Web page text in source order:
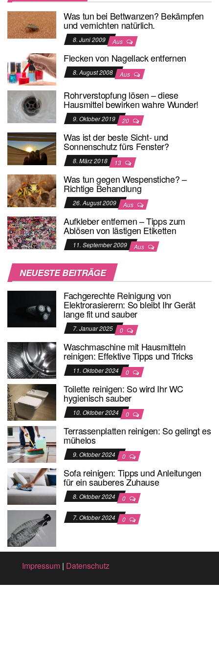
Was tun bei Bettwanzen? Bekämpfen
und vernichten natürlich.
8. Juni 2009 Aus
Flecken von Nagellack entfernen
8. August 2008 Aus
Rohrverstopfung lösen – diese
Hausmittel bewirken wahre Wunder!
9. Oktober 2019 20
Was ist der beste Sicht- und
Sonnenschutz fürs Fenster?
8. März 2018 13
Was tun gegen Wespenstiche? –
Richtige Behandlung
26. August 2009 Aus
Aufkleber entfernen – Tipps zum
Ablösen von lästigen Etiketten
11. September 2009 Aus
NEUESTE BEITRÄGE
Fachgerechte Reinigung von
Elektrorasierern: So bleibt Ihr Gerät
lange fit und sauber
7. Januar 2025 0
Waschmaschine mit Hausmitteln
reinigen: Effektive Tipps und Tricks
11. Oktober 2024 0
Toilette reinigen: So wird Ihr WC
hygienisch sauber
10. Oktober 2024 0
Terrassenplatten reinigen: So gelingt es
mühelos
9. Oktober 2024 0
Sofa reinigen: Tipps und Anleitungen
für ein sauberes Zuhause
8. Oktober 2024 0
7. Oktober 2024 0
Impressum | Datenschutz